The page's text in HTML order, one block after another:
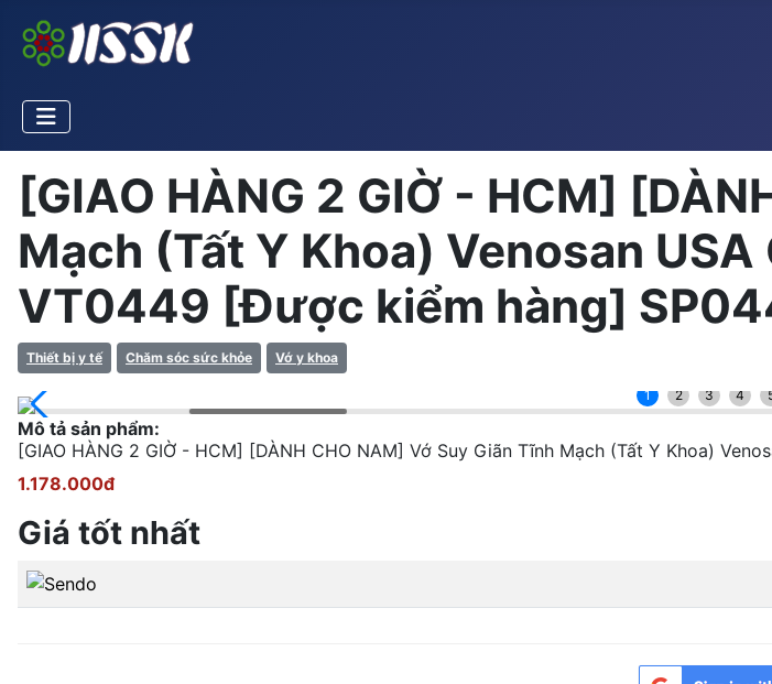
[GIAO HÀNG 2 GIỜ - HCM]
Mạch (Tất Y Khoa) Venosan
VT0449 [Được kiểm hàng]
Thiết bị y tế Chăm sóc sức khỏe Vớ y khoa
1 2 3 4
Mô tả sản phẩm:
[GIAO HÀNG 2 GIỜ - HCM] [DÀNH CHO NAM] Vớ Suy Giãn Tĩnh Mạch (Tất Y Khoa)
1.178.000đ
Giá tốt nhất